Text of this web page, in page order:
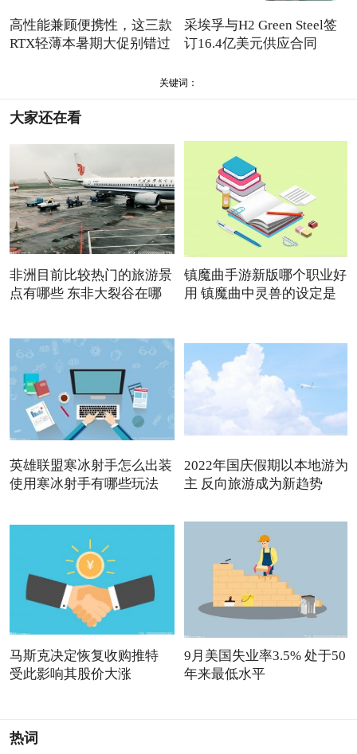
高性能兼顾便携性，这三款
RTX轻薄本暑期大促别错过
采埃孚与H2 Green Steel签
订16.4亿美元供应合同
关键词：
大家还在看
非洲目前比较热门的旅游景
点有哪些 东非大裂谷在哪
镇魔曲手游新版哪个职业好
用 镇魔曲中灵兽的设定是
英雄联盟寒冰射手怎么出装
使用寒冰射手有哪些玩法
2022年国庆假期以本地游为
主 反向旅游成为新趋势
马斯克决定恢复收购推特
受此影响其股价大涨
9月美国失业率3.5% 处于50
年来最低水平
热词